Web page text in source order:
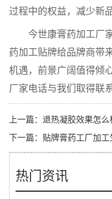
过程中的权益，减少新
今世康膏药加工厂家
药加工贴牌给品牌商带
机遇，前景广阔值得倾
厂家电话与我们取得联
上一篇： 退热凝胶效果怎么
下一篇： 贴牌膏药工厂加
热门资讯